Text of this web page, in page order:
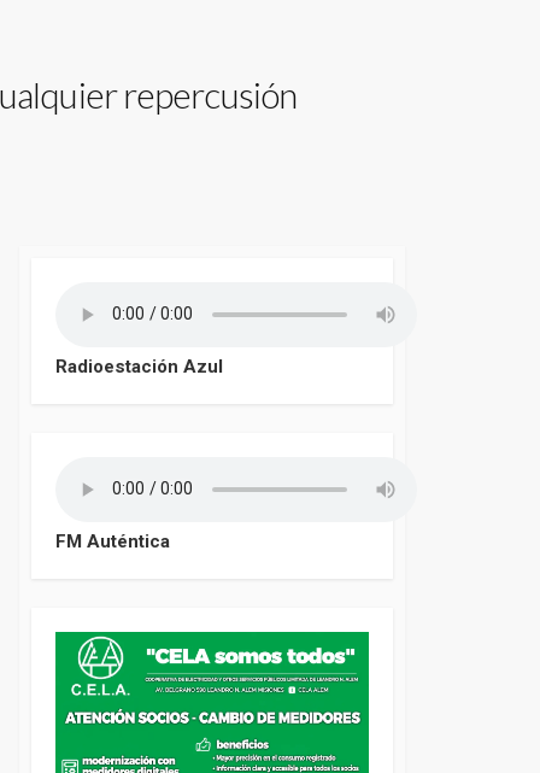
repercusión
Radioestación Azul
FM Auténtica